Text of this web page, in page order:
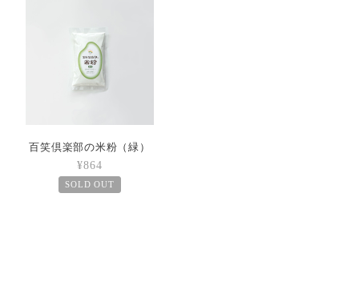
百笑倶楽部の米粉（緑）
¥864
SOLD OUT